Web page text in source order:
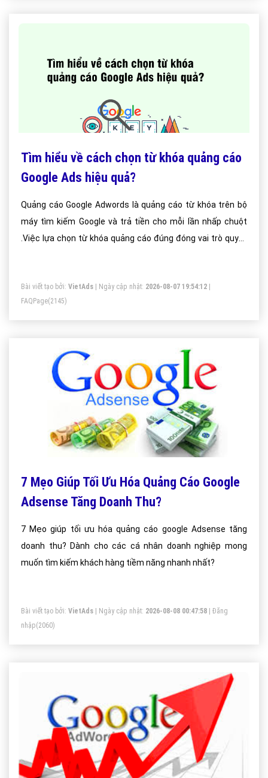
Tìm hiểu về cách chọn từ khóa quảng cáo
Google Ads hiệu quả?
Quảng cáo Google Adwords là quảng cáo từ khóa trên bộ
máy tìm kiếm Google và trả tiền cho mỗi lần nhấp chuột
.Việc lựa chọn từ khóa quảng cáo đúng đóng vai trò quyết
Bài viết tạo bởi: VietAds | Ngày cập nhật: 2026-08-07 19:54:12
FAQPage(2145)
7 Mẹo Giúp Tối Ưu Hóa Quảng Cáo Google
Adsense Tăng Doanh Thu?
7 Mẹo giúp tối ưu hóa quảng cáo google Adsense tăng
doanh thu? Dành cho các cá nhân doanh nghiệp mong
muốn tìm kiếm khách hàng tiềm năng nhanh nhất?
Bài viết tạo bởi: VietAds | Ngày cập nhật: 2026-08-08 00:47:58
Đăng
nhập(2060)